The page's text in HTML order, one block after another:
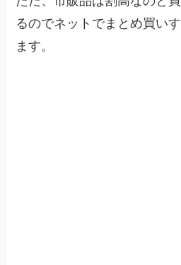
るのでネットでまとめ買い
ます。